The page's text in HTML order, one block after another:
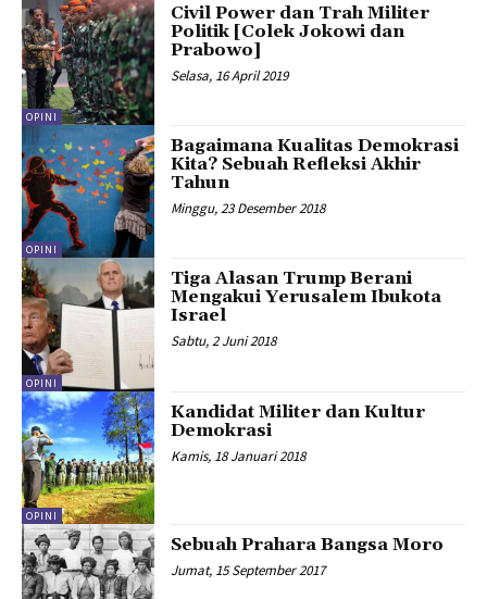
OPINI
Civil Power dan Trah Militer
Politik [Colek Jokowi dan
Prabowo]
Selasa, 16 April 2019
OPINI
Bagaimana Kualitas Demokrasi
Kita? Sebuah Refleksi Akhir
Tahun
Minggu, 23 Desember 2018
OPINI
Tiga Alasan Trump Berani
Mengakui Yerusalem Ibukota
Israel
Sabtu, 2 Juni 2018
OPINI
Kandidat Militer dan Kultur
Demokrasi
Kamis, 18 Januari 2018
Sebuah Prahara Bangsa Moro
Jumat, 15 September 2017